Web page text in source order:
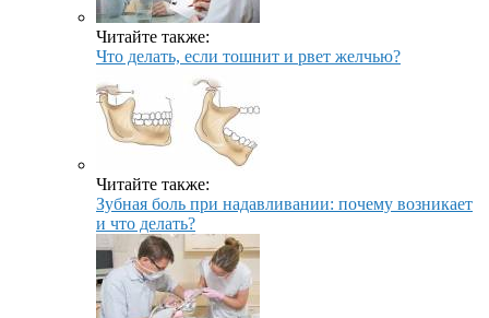
Читайте также:
Что делать, если тошнит и рвет желчью?
Читайте также:
Зубная боль при надавливании: почему возникает
и что делать?